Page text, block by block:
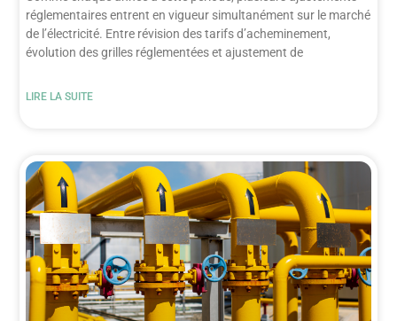
réglementaires entrent en vigueur simultanément sur le marché
de l’électricité. Entre révision des tarifs d’acheminement,
évolution des grilles réglementées et ajustement de
LIRE LA SUITE